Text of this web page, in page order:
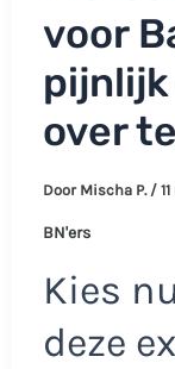
voor
pijnlijk
over
Door Mischa P. /
BN'ers
Kies
deze